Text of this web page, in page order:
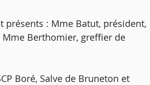
présents : Mme Batut, président,
Berthomier, greffier de
Boré, Salve de Bruneton et